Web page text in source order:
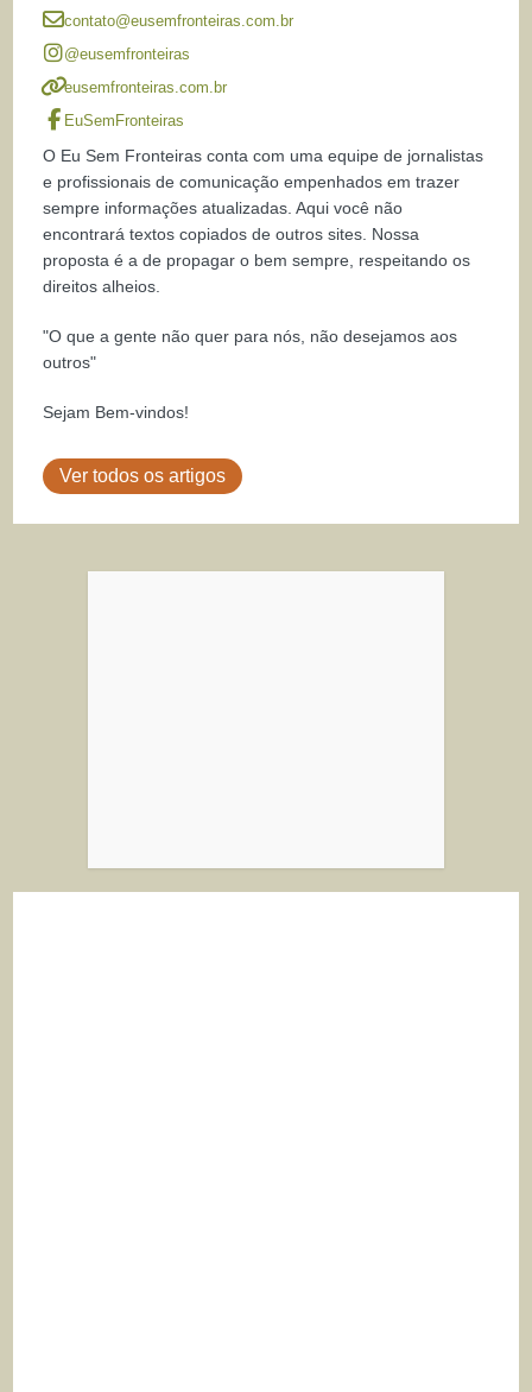
contato@eusemfronteiras.com.br
@eusemfronteiras
eusemfronteiras.com.br
EuSemFronteiras
O Eu Sem Fronteiras conta com uma equipe de jornalistas
e profissionais de comunicação empenhados em trazer
sempre informações atualizadas. Aqui você não
encontrará textos copiados de outros sites. Nossa
proposta é a de propagar o bem sempre, respeitando os
direitos alheios.
"O que a gente não quer para nós, não desejamos aos
outros"
Sejam Bem-vindos!
Ver todos os artigos